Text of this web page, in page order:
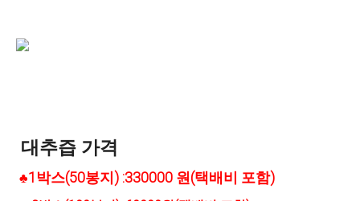
대추즙 가격
♣1박스(50봉지) :330000 원(택배비 포함)